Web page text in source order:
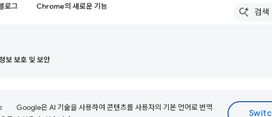
로그 Chrome의 새로운 기능
보 보호 및 보안
Google은 AI 기술을 사용하여 콘텐츠를 사용자의 기본 언어로 번역